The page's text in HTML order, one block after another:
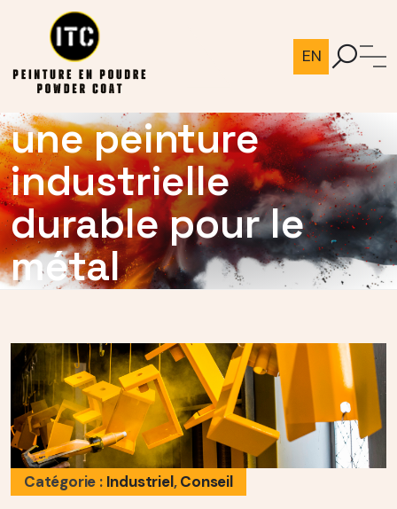
EN
PEINTURE INDUSTRIELLE
Le Powder Coat :
une peinture
industrielle
durable pour le
métal
durable pour le métal
Catégorie : Industriel,Conseil